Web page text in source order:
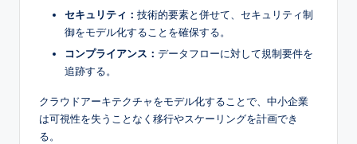
セキュリティ： 技術的要素と併せて、セキュリティ制
御をモデル化することを確保する。
コンプライアンス： データフローに対して規制要件を
追跡する。
クラウドアーキテクチャをモデル化することで、中小企業
は可視性を失うことなく移行やスケーリングを計画でき
る。